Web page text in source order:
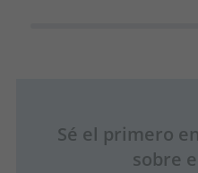
Sé el primero
sobre